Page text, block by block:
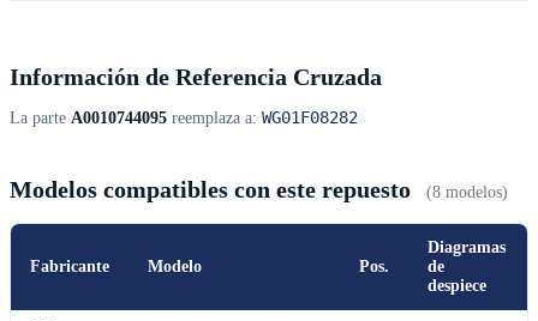
Información de Referencia Cruzada
La parte A0010744095 reemplaza a: WG01F08282
Modelos compatibles con este repuesto (8 modelos)
Fabricante Modelo Pos.
Diagramas
de
despiece